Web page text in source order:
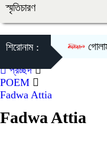
স্মৃতিচারণ
শিরোনাম : গোলাম
প্রচ্ছদ
POEM
Fadwa Attia
Fadwa Attia